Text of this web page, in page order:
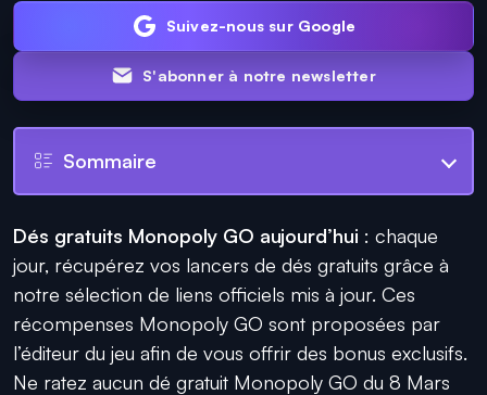
Suivez-nous sur Google
S'abonner à notre newsletter
Sommaire
Dés gratuits Monopoly GO aujourd’hui : chaque
jour, récupérez vos lancers de dés gratuits grâce à
notre sélection de liens officiels mis à jour. Ces
récompenses Monopoly GO sont proposées par
l’éditeur du jeu afin de vous offrir des bonus exclusifs.
Ne ratez aucun dé gratuit Monopoly GO du 8 Mars